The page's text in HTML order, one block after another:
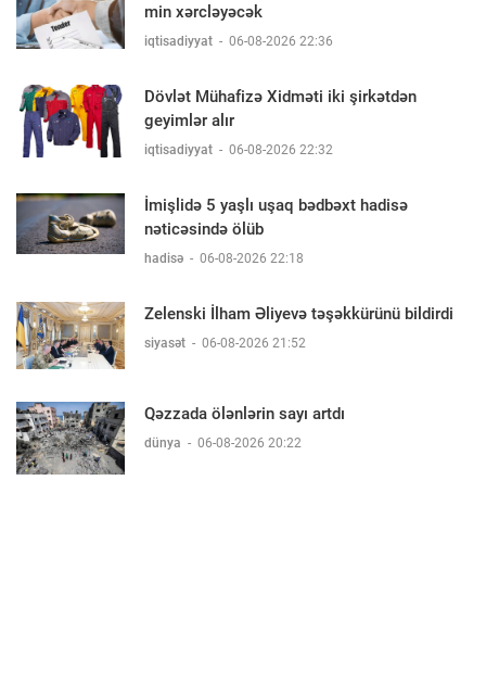
min xərcləyəcək
iqtisadiyyat - 06-08-2026 22:36
Dövlət Mühafizə Xidməti iki şirkətdən
geyimlər alır
iqtisadiyyat - 06-08-2026 22:32
İmişlidə 5 yaşlı uşaq bədbəxt hadisə
nəticəsində ölüb
hadisə - 06-08-2026 22:18
Zelenski İlham Əliyevə təşəkkürünü bildirdi
siyasət - 06-08-2026 21:52
Qəzzada ölənlərin sayı artdı
dünya - 06-08-2026 20:22